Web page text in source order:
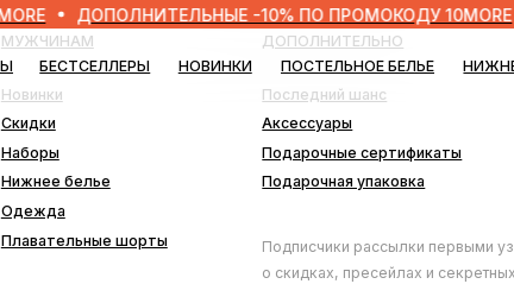
ДОПОЛНИТЕЛЬНЫЕ -10% ПО ПРОМОКОДУ 10MORE
НОВИНКИ ПОСТЕЛЬНОЕ БЕЛЬЕ НИЖНЕЕ БЕЛЬЕ
шорты
Подарочная упаковка
Подарочные сертификаты
ДОПОЛНИТЕЛЬНО
о скидках, пресейлах и секретных дропах